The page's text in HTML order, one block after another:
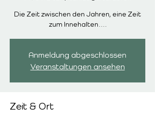
Die Zeit zwischen den Jahren, eine Zeit
zum Innehalten….
Anmeldung abgeschlossen
Veranstaltungen ansehen
Zeit & Ort